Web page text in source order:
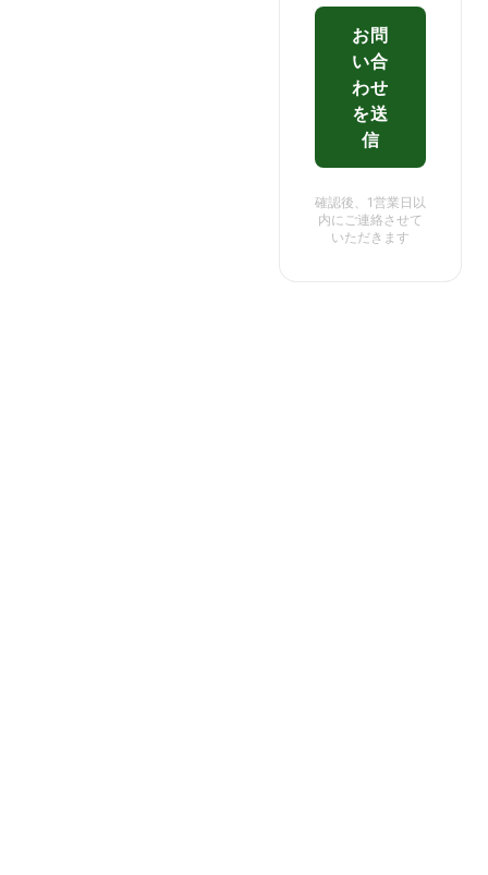
お問
い合
わせ
を送
信
確認後、1営業日以
内にご連絡させて
いただきます